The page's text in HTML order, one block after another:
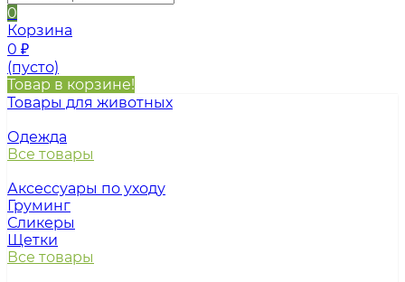
0
Корзина
0 ₽
(пусто)
Товар в корзине!
Товары для животных
Одежда
Все товары
Аксессуары по уходу
Груминг
Сликеры
Щетки
Все товары